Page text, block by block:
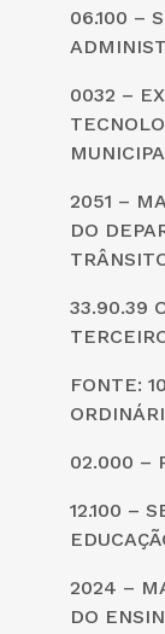
06.100 –
0032 –
2051 –
DO
33.90.39
FONTE:
02.000 –
12.100 –
2024 –
DO